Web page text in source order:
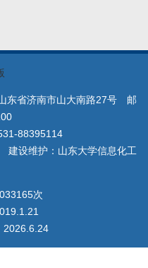
东省济南市山大南路27号 邮
88395114
设维护：山东大学信息化工
次
1 21
2026 6 24